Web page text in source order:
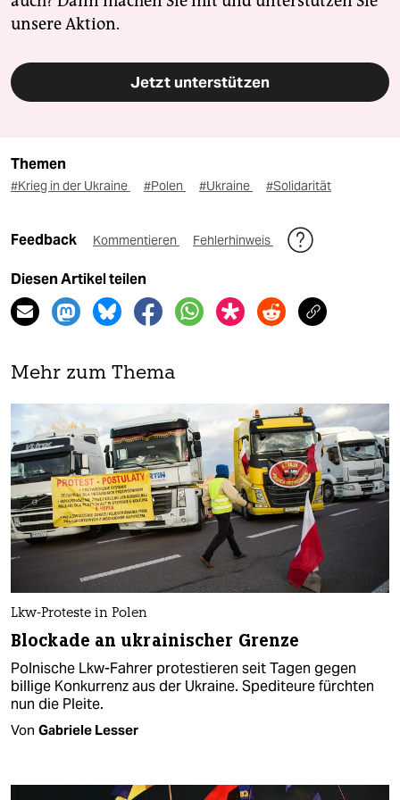
unsere Aktion.
Jetzt unterstützen
Themen
#Krieg in der Ukraine #Polen #Ukraine #Solidarität
Feedback Kommentieren Fehlerhinweis
Diesen Artikel teilen
Mehr zum Thema
Lkw-Proteste in Polen
Blockade an ukrainischer Grenze
Polnische Lkw-Fahrer protestieren seit Tagen gegen
billige Konkurrenz aus der Ukraine. Spediteure fürchten
nun die Pleite.
Von Gabriele Lesser